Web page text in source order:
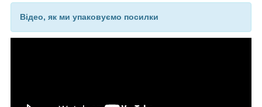
Відео, як ми упаковуємо посилки